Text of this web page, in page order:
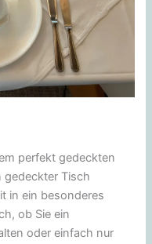
perfekt gedeckten
gedeckter Tisch
in ein besonderes
ob Sie ein
oder einfach nur